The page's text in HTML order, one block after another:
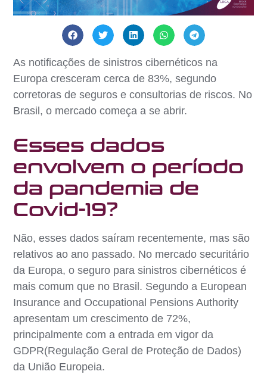
As notificações de sinistros cibernéticos na
Europa cresceram cerca de 83%, segundo
corretoras de seguros e consultorias de riscos. No
Brasil, o mercado começa a se abrir.
Esses dados
envolvem o período
da pandemia de
Covid-19?
Não, esses dados saíram recentemente, mas são
relativos ao ano passado. No mercado securitário
da Europa, o seguro para sinistros cibernéticos é
mais comum que no Brasil. Segundo a European
Insurance and Occupational Pensions Authority
apresentam um crescimento de 72%,
principalmente com a entrada em vigor da
GDPR(Regulação Geral de Proteção de Dados)
da União Europeia.